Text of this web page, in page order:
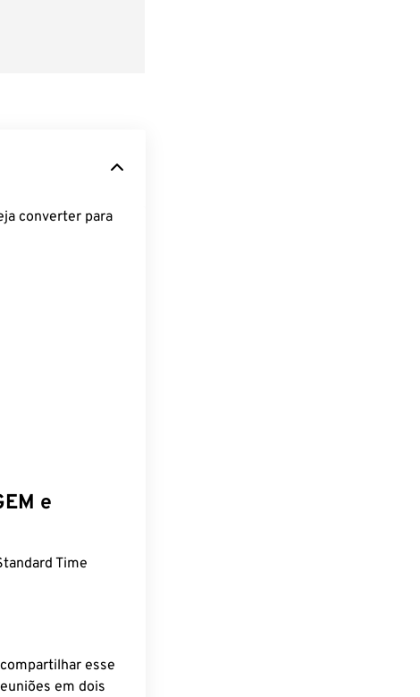
converter para
e
Time
esse
em dois